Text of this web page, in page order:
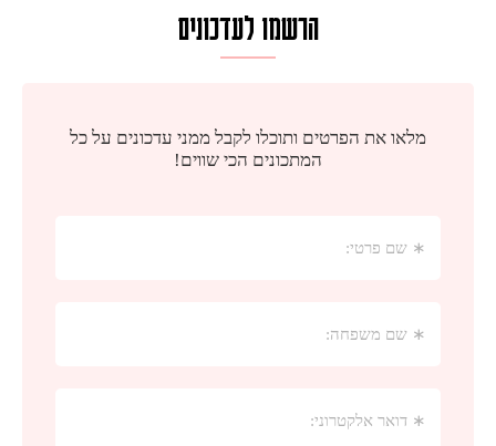
הרשמו לעדכונים